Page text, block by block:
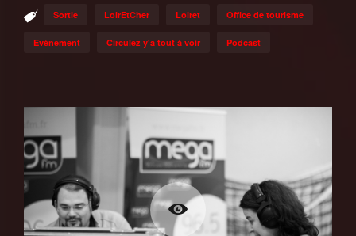
Sortie LoirEtCher Loiret Office de tourisme
Evènement Circulez y'a tout à voir Podcast